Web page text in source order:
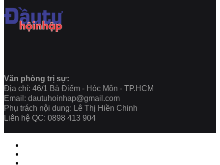
Văn phòng trị sự:
Địa chỉ: 46/1 Bà Điểm - Hóc Môn - TP.HCM
Email: dautuhoinhap@gmail.com
Phụ trách nội dung: Lê Thị Hiền Chinh
Liên hệ QC: 0898 413 904
Close